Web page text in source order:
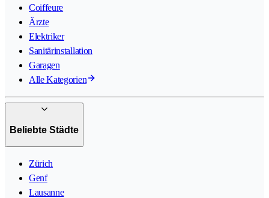
Coiffeure
Ärzte
Elektriker
Sanitärinstallation
Garagen
Alle Kategorien
Beliebte Städte
Zürich
Genf
Lausanne